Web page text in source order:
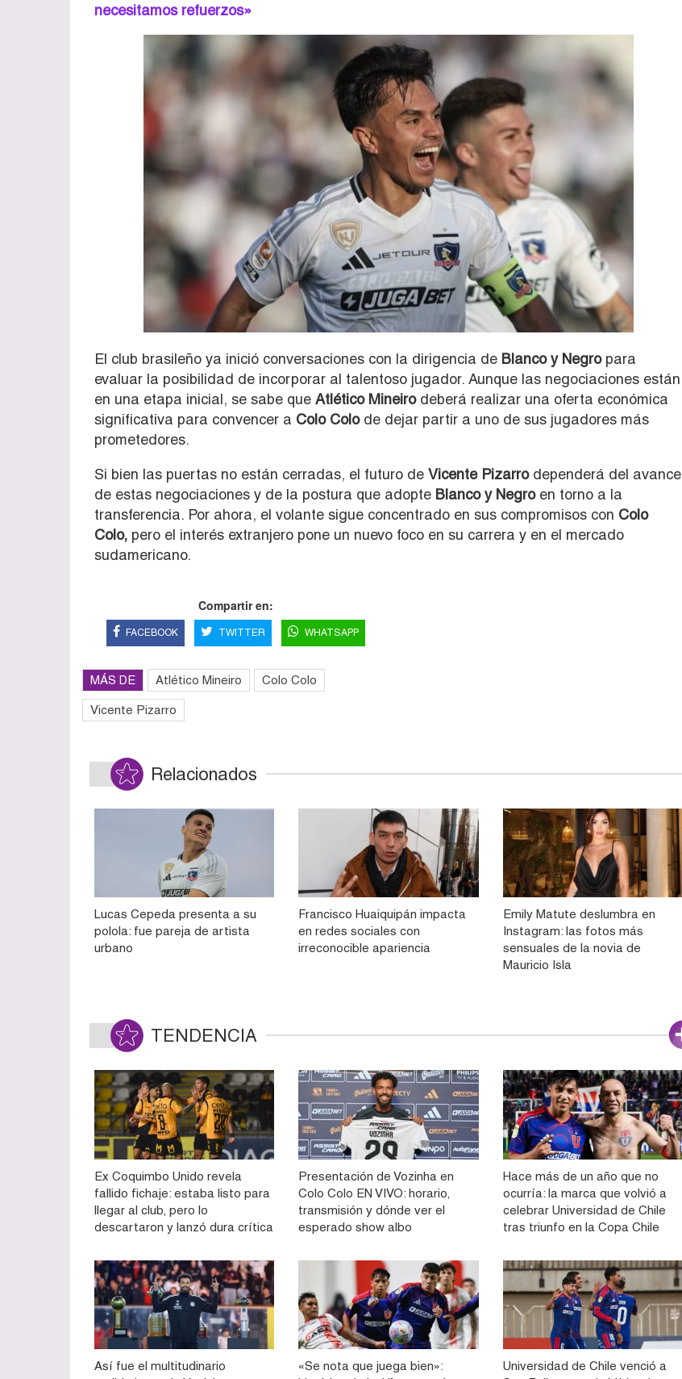
necesitamos refuerzos»
El club brasileño ya inició conversaciones con la dirigencia de Blanco y Negropara
evaluar la posibilidad de incorporar al talentoso jugador. Aunque las negociaciones están
en una etapa inicial, se sabe que Atlético Mineirodeberá realizar una oferta económica
significativa para convencer a Colo Colode dejar partir a uno de sus jugadores más
prometedores.
Si bien las puertas no están cerradas, el futuro de Vicente Pizarrodependerá del avance
de estas negociaciones y de la postura que adopte Blanco y Negroen torno a la
transferencia. Por ahora, el volante sigue concentrado en sus compromisos con Colo
Colo, pero el interés extranjero pone un nuevo foco en su carrera y en el mercado
sudamericano.
Compartir en:
FACEBOOK TWITTER WHATSAPP
MÁS DE Atlético Mineiro Colo Colo
Vicente Pizarro
Relacionados
Lucas Cepeda presenta a su
polola: fue pareja de artista
urbano
Francisco Huaiquipán impacta
en redes sociales con
irreconocible apariencia
Emily Matute deslumbra en
Instagram: las fotos más
sensuales de la novia de
Mauricio Isla
TENDENCIA
Ex Coquimbo Unido revela
fallido fichaje: estaba listo para
llegar al club, pero lo
descartaron y lanzó dura crítica
Presentación de Vozinha en
Colo Colo EN VIVO: horario,
transmisión y dónde ver el
esperado show albo
Hace más de un año que no
ocurría: la marca que volvió a
celebrar Universidad de Chile
tras triunfo en la Copa Chile
Así fue el multitudinario
«Se nota que juega bien»:
Universidad de Chile venció a